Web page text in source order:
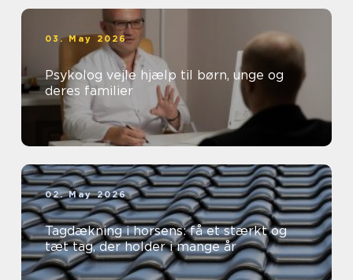
03. May 2026
Psykolog vejle hjælp til børn, unge og
deres familier
02. May 2026
Tagdækning i horsens: få et stærkt og
tæt tag, der holder i mange år